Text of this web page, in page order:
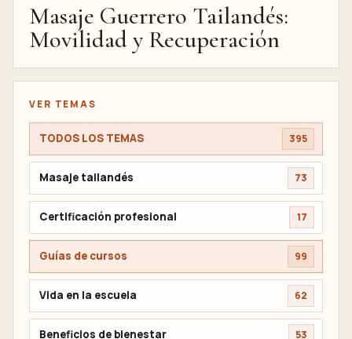
Masaje Guerrero Tailandés:
Movilidad y Recuperación
VER TEMAS
TODOS LOS TEMAS 395
Masaje tailandés 73
Certificación profesional 17
Guías de cursos 99
Vida en la escuela 62
Beneficios de bienestar 53